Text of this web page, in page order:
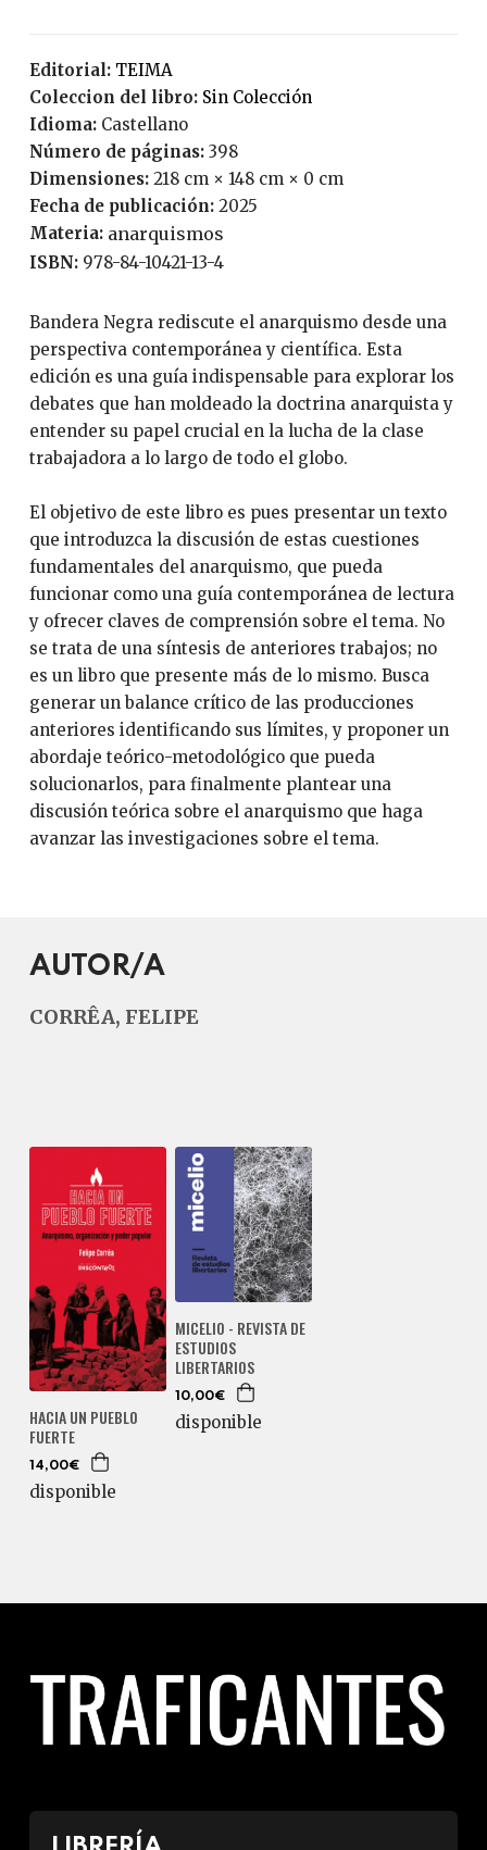
Editorial:
TEIMA
Coleccion del libro:
Sin Colección
Idioma:
Castellano
Número de páginas:
398
Dimensiones: 218 cm × 148 cm × 0 cm
Fecha de publicación:
2025
Materia: anarquismos
ISBN: 978-84-10421-13-4
Bandera Negra rediscute el anarquismo desde una
perspectiva contemporánea y científica. Esta
edición es una guía indispensable para explorar los
debates que han moldeado la doctrina anarquista y
entender su papel crucial en la lucha de la clase
trabajadora a lo largo de todo el globo.
El objetivo de este libro es pues presentar un texto
que introduzca la discusión de estas cuestiones
fundamentales del anarquismo, que pueda
funcionar como una guía contemporánea de lectura
y ofrecer claves de comprensión sobre el tema. No
se trata de una síntesis de anteriores trabajos; no
es un libro que presente más de lo mismo. Busca
generar un balance crítico de las producciones
anteriores identificando sus límites, y proponer un
abordaje teórico-metodológico que pueda
solucionarlos, para finalmente plantear una
discusión teórica sobre el anarquismo que haga
avanzar las investigaciones sobre el tema.
AUTOR/A
CORRÊA, FELIPE
HACIA UN PUEBLO
FUERTE
14,00€
disponible
MICELIO - REVISTA DE
ESTUDIOS
LIBERTARIOS
10,00€
disponible